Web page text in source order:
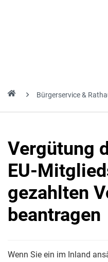
Bürgerservice &
Vergütung
EU-
gezahlten
beantragen
Wenn Sie ein im Inland